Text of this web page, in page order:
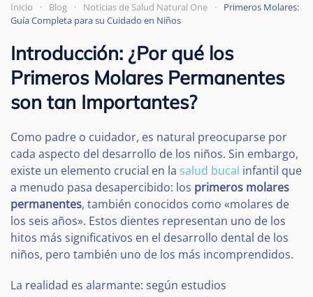
Inicio Blog Noticias de Salud Natural One
Primeros Molares:
Guía Completa para su Cuidado en Niños
Introducción: ¿Por qué los
Primeros Molares Permanentes
son tan Importantes?
Como padre o cuidador, es natural preocuparse por
cada aspecto del desarrollo de los niños. Sin embargo,
existe un elemento crucial en la salud bucal infantil que
a menudo pasa desapercibido: los primeros molares
permanentes, también conocidos como «molares de
los seis años». Estos dientes representan uno de los
hitos más significativos en el desarrollo dental de los
niños, pero también uno de los más incomprendidos.
La realidad es alarmante: según estudios